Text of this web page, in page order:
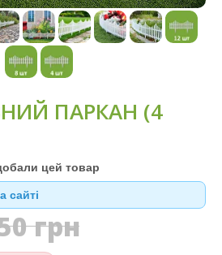
ПАРКАН (4
цей товар
сайті
грн